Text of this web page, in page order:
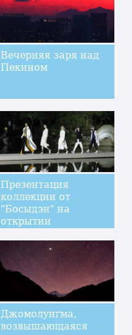
Вечерняя заря над
Пекином
Презентация
коллекции от
"Босыдэн" на
открытии
недели моды -- 2017
Джомолунгма,
возвышающаяся